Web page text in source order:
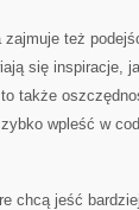
zajmuje też
się inspiracje,
także
wpleść w
chcą jeść